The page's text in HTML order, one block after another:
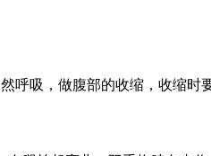
呼吸，做腹部的收缩，收缩时